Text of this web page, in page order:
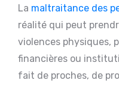
La maltraitance des
réalité qui peut
violences physiques,
financières ou
fait de proches, de